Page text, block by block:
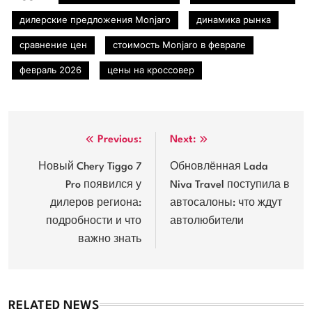
дилерские предложения Monjaro динамика рынка
сравнение цен стоимость Monjaro в феврале
февраль 2026 цены на кроссовер
Навигация
по
записям
Previous:
Новый Chery Tiggo 7
Pro появился у
дилеров региона:
подробности и что
важно знать
Next:
Обновлённая Lada
Niva Travel поступила в
автосалоны: что ждут
автолюбители
RELATED NEWS